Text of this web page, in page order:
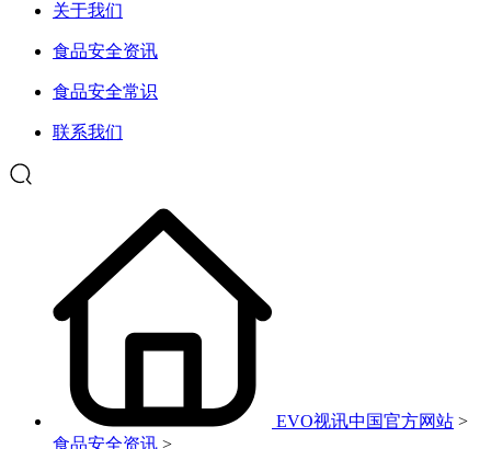
关于我们
食品安全资讯
食品安全常识
联系我们
EVO视讯中国官方网站 >
食品安全资讯 >